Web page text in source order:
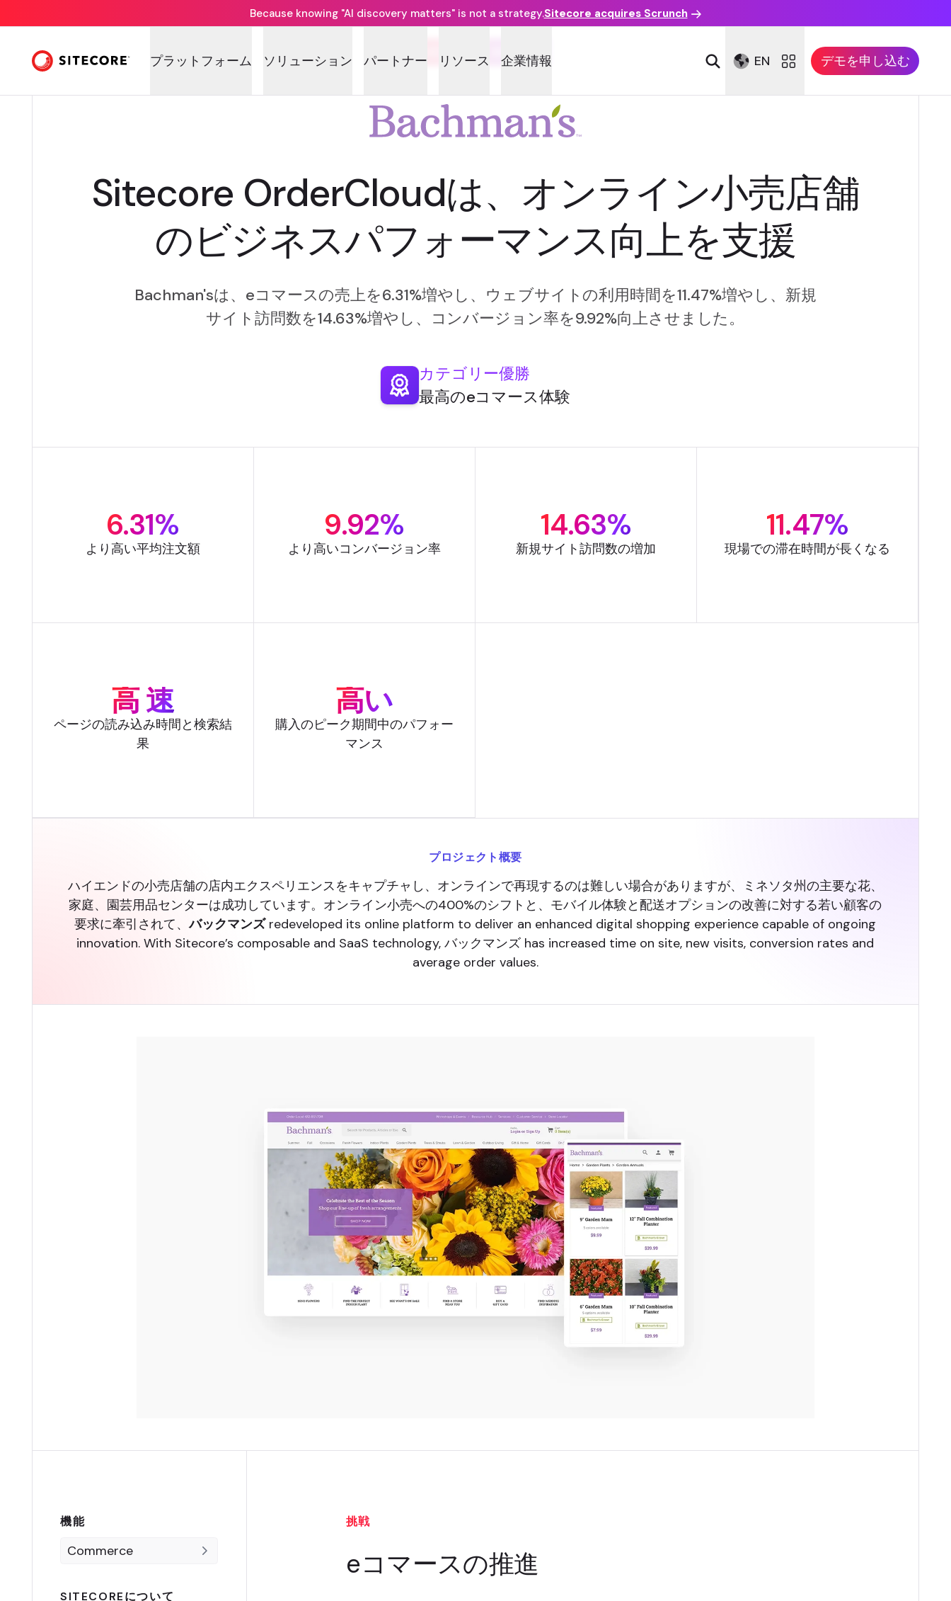
Because knowing "AI discovery matters" is not a strategy.Sitecore acquires Scrunch
プラットフォーム ソリューション パートナー リソース 企業情報 EN デモを申し込む
CUSTOMER AWARD
Sitecore OrderCloudは、オンライン小売店舗
のビジネスパフォーマンス向上を支援
Bachman'sは、eコマースの売上を6.31%増やし、ウェブサイトの利用時間を11.47%増やし、新規
サイト訪問数を14.63%増やし、コンバージョン率を9.92%向上させました。
カテゴリー優勝
最高のeコマース体験
6.31%
より高い平均注文額
9.92%
より高いコンバージョン率
14.63%
新規サイト訪問数の増加
11.47%
現場での滞在時間が長くなる
高 速
ページの読み込み時間と検索結
果
高い
購入のピーク期間中のパフォー
マンス
プロジェクト概要
ハイエンドの小売店舗の店内エクスペリエンスをキャプチャし、オンラインで再現するのは難しい場合がありますが、ミネソタ州の主要な花、
家庭、園芸用品センターは成功しています。オンライン小売への400%のシフトと、モバイル体験と配送オプションの改善に対する若い顧客の
要求に牽引されて、バックマンズredeveloped its online platform to deliver an enhanced digital shopping experience capable of ongoing
innovation. With Sitecore’s composable and SaaS technology, バックマンズ has increased time on site, new visits, conversion rates and
average order values.
機能
Commerce
SITECOREについて
挑戦
eコマースの推進